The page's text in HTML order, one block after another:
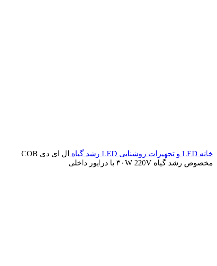
خانه LED و تجهیزات روشنایی LED رشد گیاه
ال ای دی COB
مخصوص رشد گیاه ۳۰W 220V با درایور داخلی